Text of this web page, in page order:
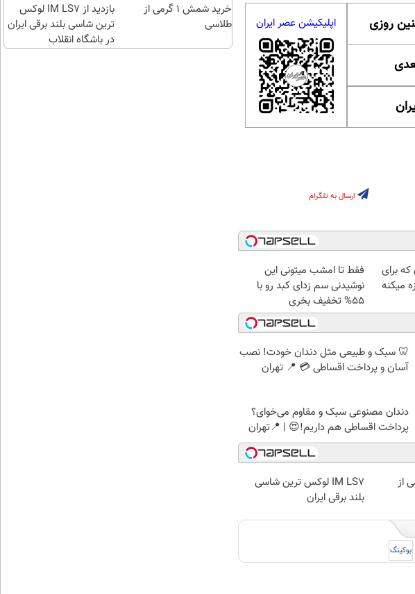
اپلیکیشن عصر ایران
ارسال به تلگرام
برای
میکنه
فقط تا امشب میتونی این
نوشیدنی سم زدای کبد رو با
55% تخفیف بخری
🦷 سبک و طبیعی مثل دندان خودت! نصب
آسان و پرداخت اقساطی 💳 📍 تهران
دندان مصنوعی سبک و مقاوم می‌خوای؟
پرداخت اقساطی هم داریم!😍 | 📍تهران
گرمی از
IM LS7 لوکس ترین شاسی
بلند برقی ایران
بوکینگ
طلا با
چند
کلیک)
خرید شمش 1 گرمی از
طلاسی
بازدید از IM LS7 لوکس
ترین شاسی بلند برقی ایران
در باشگاه انقلاب